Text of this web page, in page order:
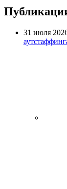
31 июля